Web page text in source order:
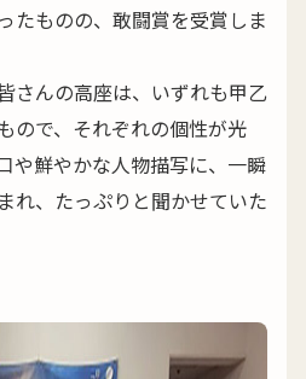
たものの、敢闘賞を受賞しま
さんの高座は、いずれも甲乙
ので、それぞれの個性が光
や鮮やかな人物描写に、一瞬
れ、たっぷりと聞かせていた